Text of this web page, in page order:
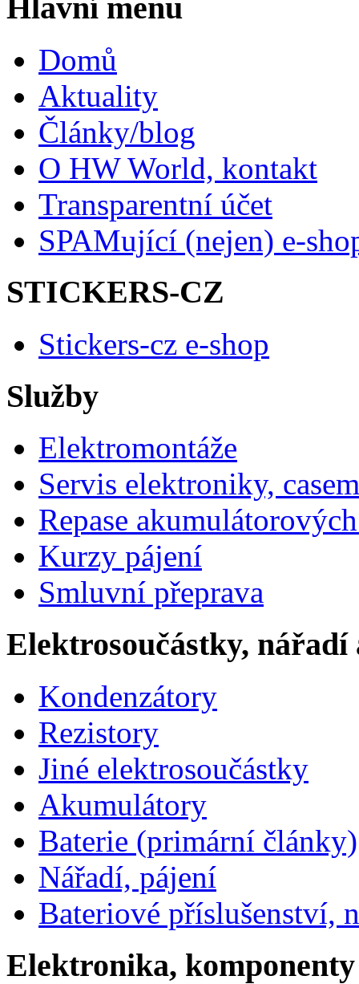
Hlavní menu
Domů
Aktuality
Články/blog
O HW World, kontakt
Transparentní účet
SPAMující (nejen) e-
STICKERS-CZ
Stickers-cz e-shop
Služby
Elektromontáže
Servis elektroniky,
Repase
Kurzy pájení
Smluvní přeprava
Elektrosoučástky, nářadí
Kondenzátory
Rezistory
Jiné elektrosoučástky
Akumulátory
Baterie (primární články)
Nářadí, pájení
Bateriové příslušenství,
Elektronika, komponenty